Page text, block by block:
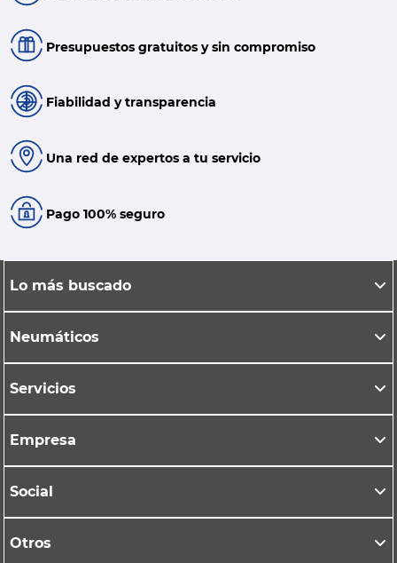
Presupuestos gratuitos y sin compromiso
Fiabilidad y transparencia
Una red de expertos a tu servicio
Pago 100% seguro
Lo más buscado
Neumáticos
Servicios
Empresa
Social
Otros